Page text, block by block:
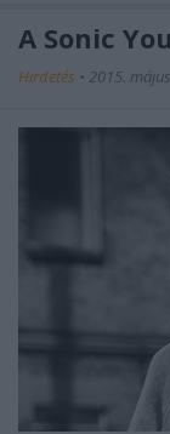
A Sonic
Hirdetés • 2015.